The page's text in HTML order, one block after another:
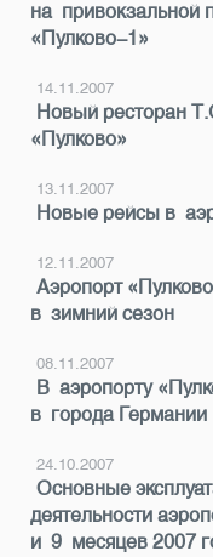
на привокзальной
«Пулково-1»
14.11.2007
Новый ресторан
«Пулково»
13.11.2007
Новые рейсы в
12.11.2007
Аэропорт
в зимний сезон
08.11.2007
В аэропорту
в города Германии
24.10.2007
Основные
деятельности
и 9 месяцев 2007